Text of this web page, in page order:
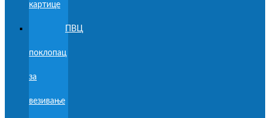
картице
ПВЦ
поклопац
за
везивање